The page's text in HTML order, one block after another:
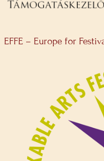
EFFE – Europe for